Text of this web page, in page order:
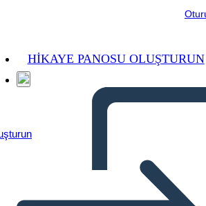
HIKAYE PANOSU OLUŞTURUN